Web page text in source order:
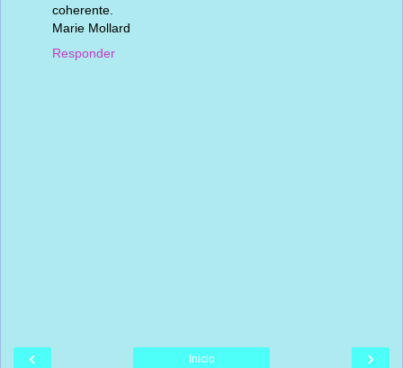
coherente.
Marie Mollard
Responder
‹ ›
Inicio